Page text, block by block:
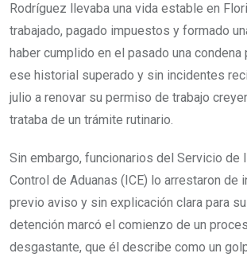
Rodríguez llevaba una vida estable en
trabajado, pagado impuestos y formado
haber cumplido en el pasado una condena
ese historial superado y sin incidentes
julio a renovar su permiso de trabajo
trataba de un trámite rutinario.
Sin embargo, funcionarios del Servicio de
Control de Aduanas (ICE) lo arrestaron de
previo aviso y sin explicación clara para
detención marcó el comienzo de un
desgastante, que él describe como un